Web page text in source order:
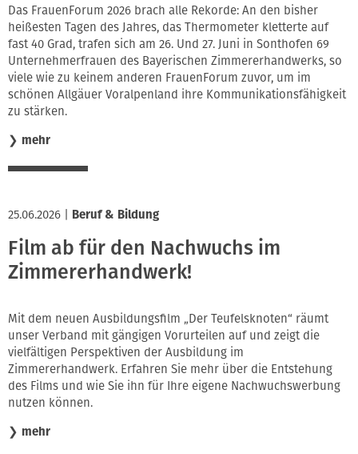
Das FrauenForum 2026 brach alle Rekorde: An den bisher
heißesten Tagen des Jahres, das Thermometer kletterte auf
fast 40 Grad, trafen sich am 26. Und 27. Juni in Sonthofen 69
Unternehmerfrauen des Bayerischen Zimmererhandwerks, so
viele wie zu keinem anderen FrauenForum zuvor, um im
schönen Allgäuer Voralpenland ihre Kommunikationsfähigkeit
zu stärken.
❯ mehr
25.06.2026 Beruf & Bildung
Film ab für den Nachwuchs im
Zimmererhandwerk!
Mit dem neuen Ausbildungsfilm „Der Teufelsknoten“ räumt
unser Verband mit gängigen Vorurteilen auf und zeigt die
vielfältigen Perspektiven der Ausbildung im
Zimmererhandwerk. Erfahren Sie mehr über die Entstehung
des Films und wie Sie ihn für Ihre eigene Nachwuchswerbung
nutzen können.
❯ mehr